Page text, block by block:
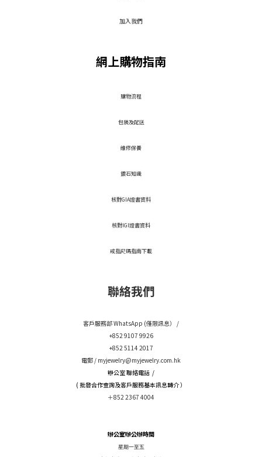
加入我們
網上購物指南
​購物流程
包裝及配送
維修保養
鑽石知識
核對GIA證書資料
核對IGI證書資料
戒指尺碼指南下載
聯絡我們
客戶服務部 WhatsApp (僅限訊息） /
+852 9107 9926
+852 5114 2017
電郵 / myjewelry@myjewelry.com.hk
辦公室 聯絡電話 /
( 批發合作查詢及客戶服務基本訊息轉介 ）
＋852 2367 4004
辦公室辦公辦時間
星期一至五